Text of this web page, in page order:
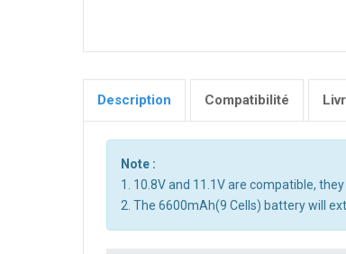
Description Compatibilité
Note :
1. 10.8V and 11.1V are compatible,
2. The 6600mAh(9 Cells) battery will